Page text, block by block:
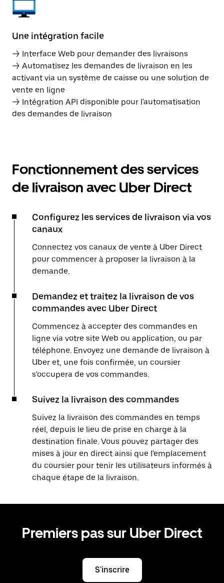
Une intégration facile
→ Interface Web pour demander des livraisons
→ Automatisez les demandes de livraison en les
activant via un système de caisse ou une solution de
vente en ligne
→ Intégration API disponible pour l'automatisation
des demandes de livraison
Fonctionnement des services
de livraison avec Uber Direct
Configurez les services de livraison via vos
canaux
Connectez vos canaux de vente à Uber Direct
pour commencer à proposer la livraison à la
demande.
Demandez et traitez la livraison de vos
commandes avec Uber Direct
Commencez à accepter des commandes en
ligne via votre site Web ou application, ou par
téléphone. Envoyez une demande de livraison à
Uber et, une fois confirmée, un coursier
s'occupera de vos commandes.
Suivez la livraison des commandes
Suivez la livraison des commandes en temps
réel, depuis le lieu de prise en charge à la
destination finale. Vous pouvez partager des
mises à jour en direct ainsi que l'emplacement
du coursier pour tenir les utilisateurs informés à
chaque étape de la livraison.
Premiers pas sur Uber Direct
S'inscrire